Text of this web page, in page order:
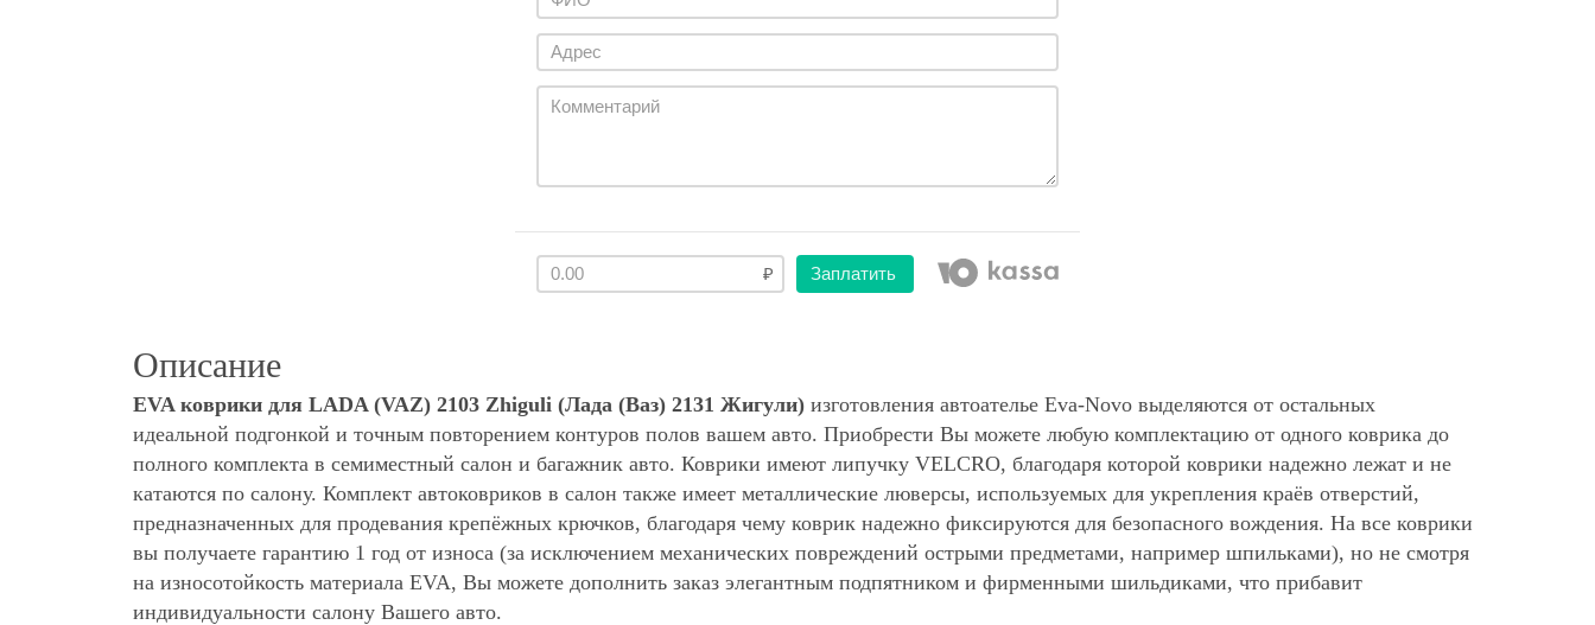
Заплатить
Описание
EVA коврики для LADA (VAZ) 2103 Zhiguli (Лада (Ваз) 2131 Жигули) изготовления автоателье Eva-Novo выделяются от остальных
идеальной подгонкой и точным повторением контуров полов вашем авто. Приобрести Вы можете любую комплектацию от одного коврика до
полного комплекта в семиместный салон и багажник авто. Коврики имеют липучку VELCRO, благодаря которой коврики надежно лежат и не
катаются по салону. Комплект автоковриков в салон также имеет металлические люверсы, используемых для укрепления краёв отверстий,
предназначенных для продевания крепёжных крючков, благодаря чему коврик надежно фиксируются для безопасного вождения. На все коврики
вы получаете гарантию 1 год от износа (за исключением механических повреждений острыми предметами, например шпильками), но не смотря
на износотойкость материала EVA, Вы можете дополнить заказ элегантным подпятником и фирменными шильдиками, что прибавит
индивидуальности салону Вашего авто.